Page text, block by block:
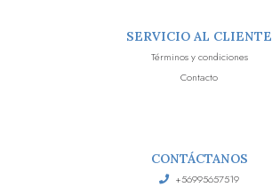
SERVICIO AL CLIENTE
Términos y condiciones
Contacto
CONTÁCTANOS
+56995657519